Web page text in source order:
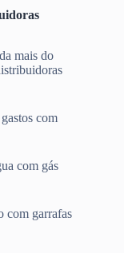
mais do
com
com gás
com garrafas